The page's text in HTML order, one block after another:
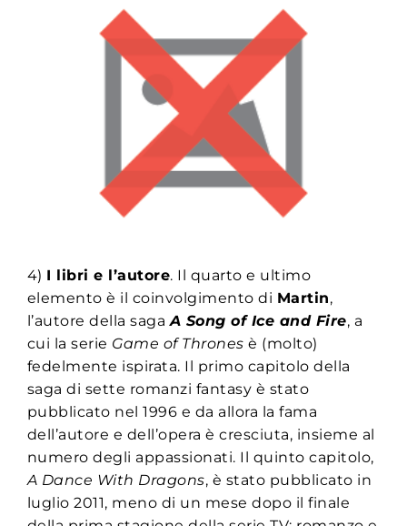
4) I libri e l’autore. Il quarto e ultimo
elemento è il coinvolgimento di Martin,
l’autore della sagaA Song of Ice and Fire, a
cui la serie Game of Thrones è (molto)
fedelmente ispirata. Il primo capitolo della
saga di sette romanzi fantasy è stato
pubblicato nel 1996 e da allora la fama
dell’autore e dell’opera è cresciuta, insieme al
numero degli appassionati. Il quinto capitolo,
A Dance With Dragons, è stato pubblicato in
luglio 2011, meno di un mese dopo il finale